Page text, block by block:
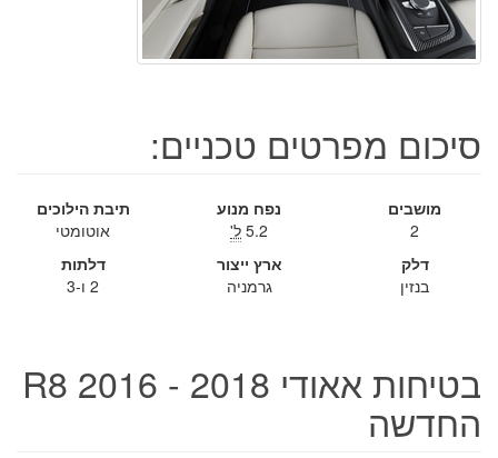
סיכום מפרטים טכניים:
מושבים
2
נפח מנוע
5.2 ל'
תיבת הילוכים
אוטומטי
דלק
בנזין
ארץ ייצור
גרמניה
דלתות
2 ו-3
בטיחות אאודי R8 2016 - 2018
החדשה